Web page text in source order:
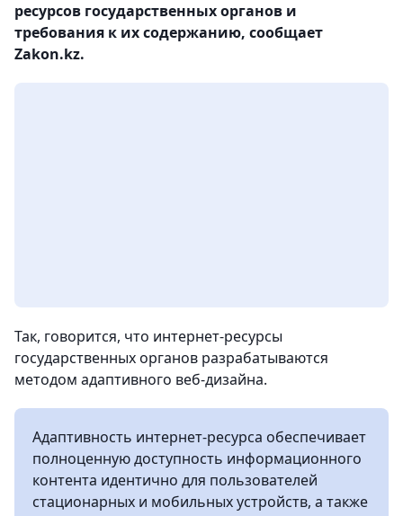
ресурсов государственных органов и
требования к их содержанию, сообщает
Zakon.kz.
Так, говорится, что интернет-ресурсы
государственных органов разрабатываются
методом адаптивного веб-дизайна.
Адаптивность интернет-ресурса обеспечивает
полноценную доступность информационного
контента идентично для пользователей
стационарных и мобильных устройств, а также